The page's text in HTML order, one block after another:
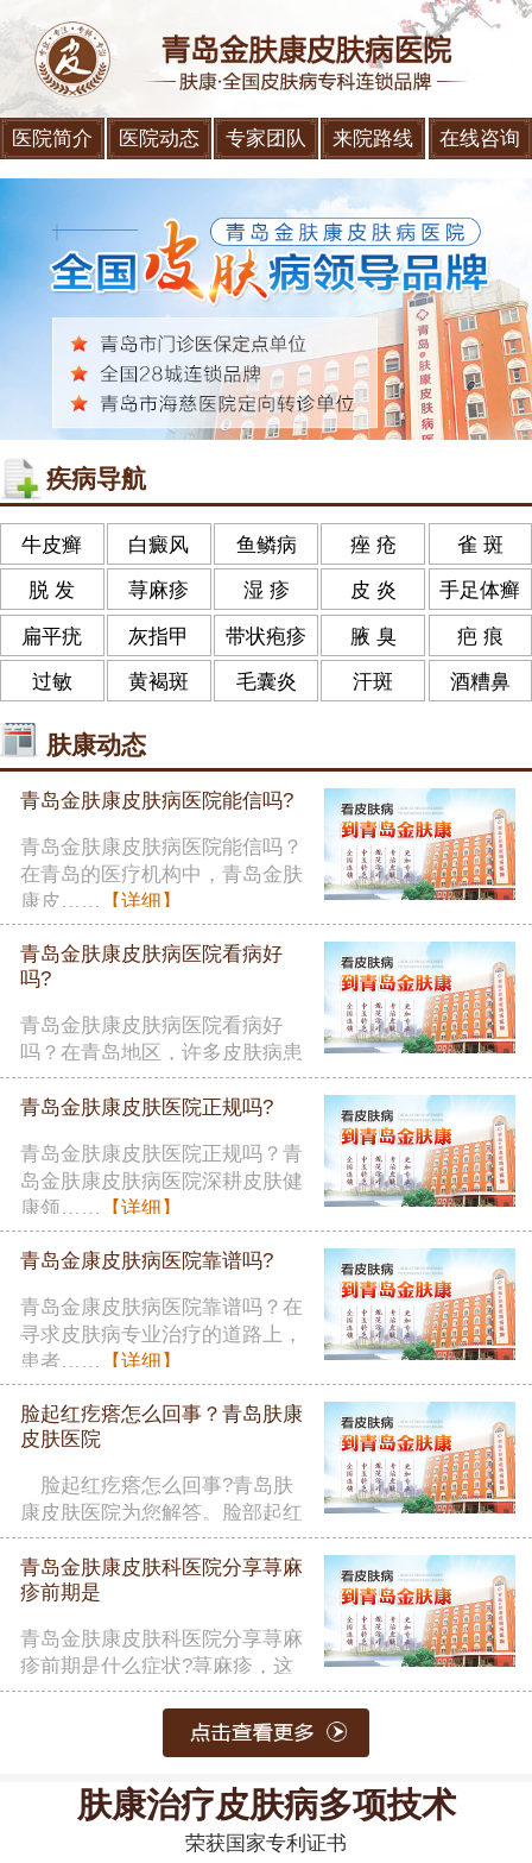
医院简介 医院动态 专家团队 来院路线 在线咨询
疾病导航
牛皮癣 白癜风 鱼鳞病 痤 疮 雀 斑
脱 发 荨麻疹 湿 疹 皮 炎 手足体癣
扁平疣 灰指甲 带状疱疹 腋 臭 疤 痕
过敏 黄褐斑 毛囊炎 汗斑 酒糟鼻
肤康动态
青岛金肤康皮肤病医院能信吗?
青岛金肤康皮肤病医院能信吗？
在青岛的医疗机构中，青岛金肤
康皮…… 【详细】
青岛金肤康皮肤病医院看病好
吗?
青岛金肤康皮肤病医院看病好
吗？在青岛地区，许多皮肤病患
者在……【详细】
青岛金肤康皮肤医院正规吗?
青岛金肤康皮肤医院正规吗？青
岛金肤康皮肤病医院深耕皮肤健
康领…… 【详细】
青岛金康皮肤病医院靠谱吗?
青岛金康皮肤病医院靠谱吗？在
寻求皮肤病专业治疗的道路上，
患者…… 【详细】
脸起红疙瘩怎么回事？青岛肤康
皮肤医院
脸起红疙瘩怎么回事?青岛肤
康皮肤医院为您解答。脸部起红
疙瘩……【详细】
青岛金肤康皮肤科医院分享荨麻
疹前期是
青岛金肤康皮肤科医院分享荨麻
疹前期是什么症状?荨麻疹，这
一常……【详细】
肤康治疗皮肤病多项技术
荣获国家专利证书